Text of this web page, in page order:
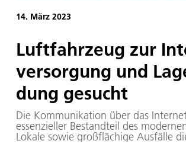
14. März 2023
Luft­fahr­zeug zur
ver­sor­gung und
dung ge­sucht
Die Kommunikation über das
essenzieller Bestandteil des
Lokale sowie großflächige Ausfälle